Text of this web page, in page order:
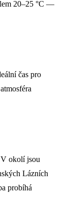
20–25 °C —
čas pro
V okolí jsou
Lázních
probíhá